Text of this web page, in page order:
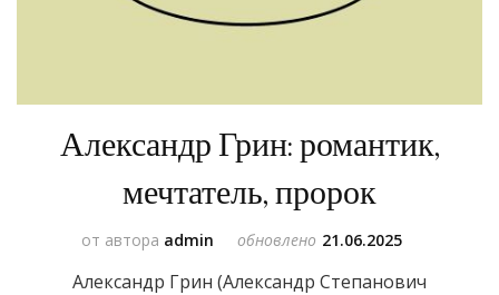
Александр Грин: романтик,
мечтатель, пророк
от автора admin обновлено 21.06.2025
Александр Грин (Александр Степанович